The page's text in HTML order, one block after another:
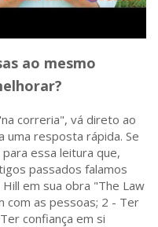
ao mesmo
correria", vá direto ao
resposta rápida. Se
essa leitura que,
passados falamos
em sua obra "The Law
com as pessoas; 2 - Ter
confiança em si